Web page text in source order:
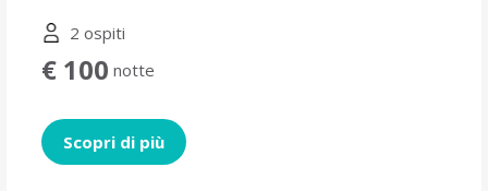
2 ospiti
€ 100 notte
Scopri di più